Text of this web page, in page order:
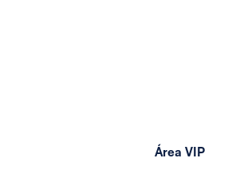
Área VIP